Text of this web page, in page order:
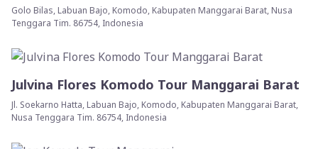
Golo Bilas, Labuan Bajo, Komodo, Kabupaten Manggarai Barat, Nusa
Tenggara Tim. 86754, Indonesia
Julvina Flores Komodo Tour Manggarai Barat
Jl. Soekarno Hatta, Labuan Bajo, Komodo, Kabupaten Manggarai Barat,
Nusa Tenggara Tim. 86754, Indonesia